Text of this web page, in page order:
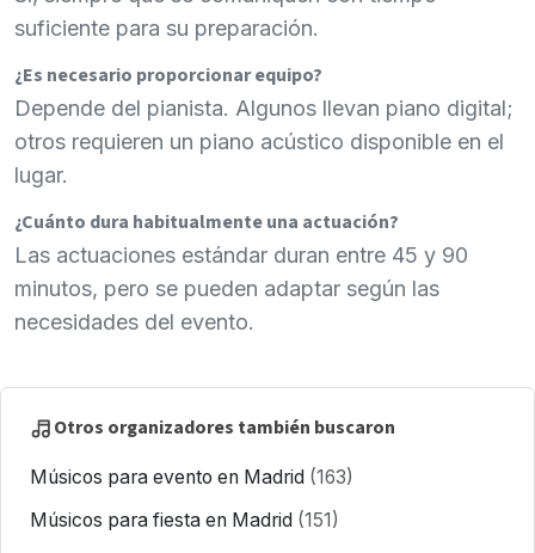
suficiente para su preparación.
¿Es necesario proporcionar equipo?
Depende del pianista. Algunos llevan piano digital;
otros requieren un piano acústico disponible en el
lugar.
¿Cuánto dura habitualmente una actuación?
Las actuaciones estándar duran entre 45 y 90
minutos, pero se pueden adaptar según las
necesidades del evento.
Otros organizadores también buscaron
Músicos para evento en Madrid (163)
Músicos para fiesta en Madrid (151)